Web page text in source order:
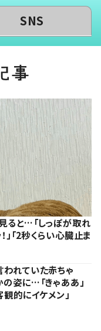
SNS
ると…「しっぽが取れ
」「2秒くらい心臓止ま
われていた赤ちゃ
の姿に…「きゃああ」
観的にイケメン」